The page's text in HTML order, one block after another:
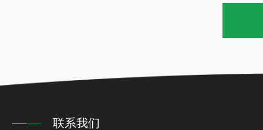
联系我们